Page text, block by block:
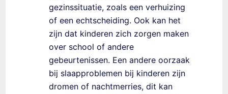
gezinssituatie, zoals een verhuizing
of een echtscheiding. Ook kan het
zijn dat kinderen zich zorgen maken
over school of andere
gebeurtenissen. Een andere oorzaak
bij slaapproblemen bij kinderen zijn
dromen of nachtmerries, dit kan